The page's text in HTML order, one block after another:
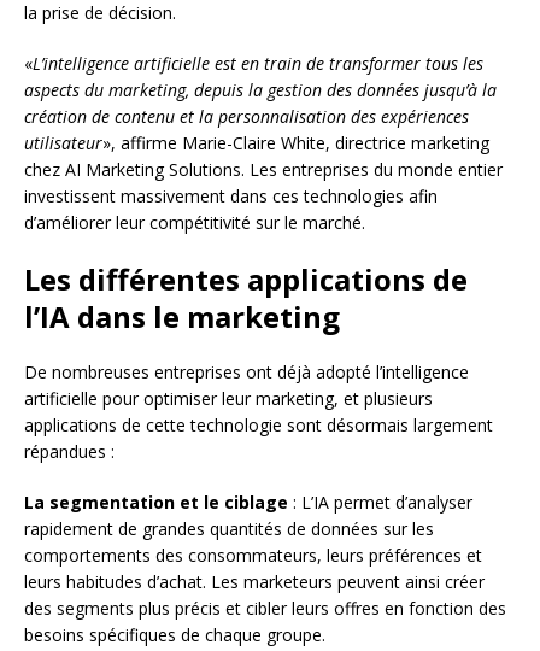
la prise de décision.
«L’intelligence artificielle est en train de transformer tous les
aspects du marketing, depuis la gestion des données jusqu’à la
création de contenu et la personnalisation des expériences
utilisateur», affirme Marie-Claire White, directrice marketing
chez AI Marketing Solutions. Les entreprises du monde entier
investissent massivement dans ces technologies afin
d’améliorer leur compétitivité sur le marché.
Les différentes applications de
l’IA dans le marketing
De nombreuses entreprises ont déjà adopté l’intelligence
artificielle pour optimiser leur marketing, et plusieurs
applications de cette technologie sont désormais largement
répandues :
La segmentation et le ciblage : L’IA permet d’analyser
rapidement de grandes quantités de données sur les
comportements des consommateurs, leurs préférences et
leurs habitudes d’achat. Les marketeurs peuvent ainsi créer
des segments plus précis et cibler leurs offres en fonction des
besoins spécifiques de chaque groupe.